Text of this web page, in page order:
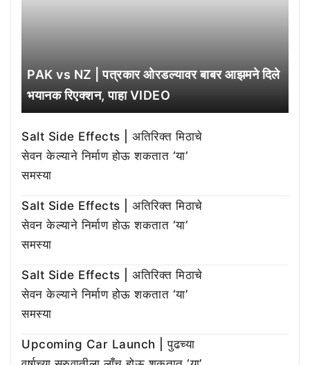
PAK vs NZ | पत्रकार ओरडल्यावर बाबर आझमने दिले
भयानक रिएक्शन, पाहा VIDEO
Salt Side Effects | अतिरिक्त मिठाचे
सेवन केल्याने निर्माण होऊ शकतात ‘या’
समस्या
Salt Side Effects | अतिरिक्त मिठाचे
सेवन केल्याने निर्माण होऊ शकतात ‘या’
समस्या
Salt Side Effects | अतिरिक्त मिठाचे
सेवन केल्याने निर्माण होऊ शकतात ‘या’
समस्या
Upcoming Car Launch | पुढच्या